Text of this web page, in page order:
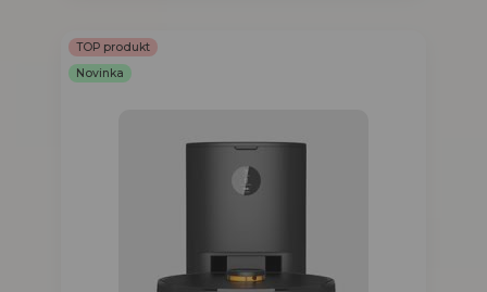
TOP produkt
Novinka